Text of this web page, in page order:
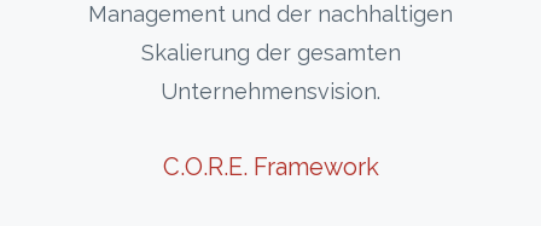
Management und der nachhaltigen
Skalierung der gesamten
Unternehmensvision.
C.O.R.E. Framework